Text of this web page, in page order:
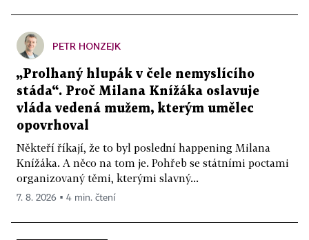
PETR HONZEJK
„Prolhaný hlupák v čele nemyslícího
stáda“. Proč Milana Knížáka oslavuje
vláda vedená mužem, kterým umělec
opovrhoval
Někteří říkají, že to byl poslední happening Milana
Knížáka. A něco na tom je. Pohřeb se státními poctami
organizovaný těmi, kterými slavný...
7. 8. 2026 ▪ 4 min. čtení